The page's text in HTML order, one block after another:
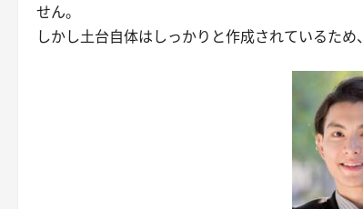
せん。
しかし土台自体はしっかりと作成されているた